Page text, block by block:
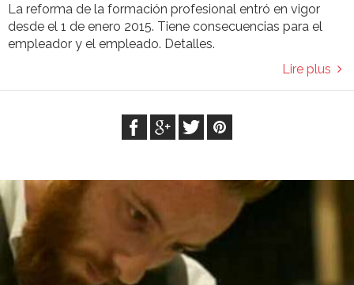
La reforma de la formación profesional entró en vigor
desde el 1 de enero 2015. Tiene consecuencias para el
empleador y el empleado. Detalles.
Lire plus